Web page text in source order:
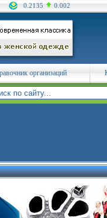
0.2135 0.002
организаций